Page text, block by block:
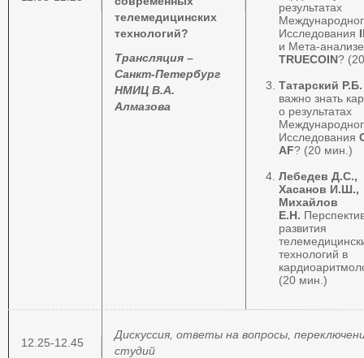
телемедицинских
технологий?
Трансляция –
Санкт-Петербург
НМИЦ В.А.
Алмазова
результатах
Исследования
и Мета-анализе
TRUECOIN?
Татарский
важно знать
о результатах
Исследования
AF? (20 мин.)
Лебедев Д.С.,
Хасанов И.Ш.,
Михайлов
Е.Н.
развития
технологий в
(20 мин.)
12.25-12.45
Дискуссия, ответы на вопросы,
студий